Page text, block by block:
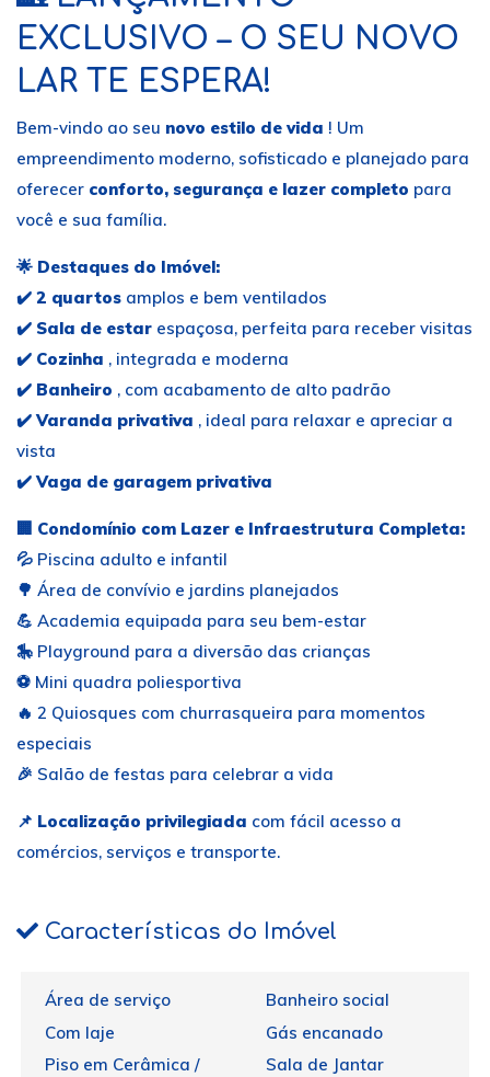
EXCLUSIVO – O SEU NOVO
LAR TE ESPERA!
Bem-vindo ao seu novo estilo de vida ! Um
empreendimento moderno, sofisticado e planejado para
oferecer conforto, segurança e lazer completo para
você e sua família.
🌟 Destaques do Imóvel:
✔️ 2 quartos amplos e bem ventilados
✔️ Sala de estar espaçosa, perfeita para receber visitas
✔️ Cozinha , integrada e moderna
✔️ Banheiro , com acabamento de alto padrão
✔️Varanda privativa , ideal para relaxar e apreciar a
vista
✔️Vaga de garagem privativa
🏢 Condomínio com Lazer e Infraestrutura Completa:
💦 Piscina adulto e infantil
🌳 Área de convívio e jardins planejados
💪 Academia equipada para seu bem-estar
🎠 Playground para a diversão das crianças
⚽ Mini quadra poliesportiva
🔥 2 Quiosques com churrasqueira para momentos
especiais
🎉 Salão de festas para celebrar a vida
📌 Localização privilegiada com fácil acesso a
comércios, serviços e transporte.
Características do Imóvel
Área de serviço
Banheiro social
Com laje
Gás encanado
Piso em Cerâmica /
Sala de Jantar